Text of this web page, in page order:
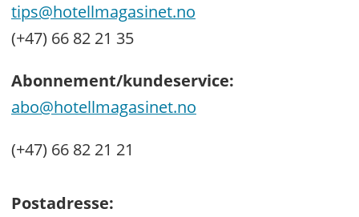
tips@hotellmagasinet.no
(+47) 66 82 21 35
Abonnement/kundeservice:
abo@hotellmagasinet.no
(+47) 66 82 21 21
Postadresse: